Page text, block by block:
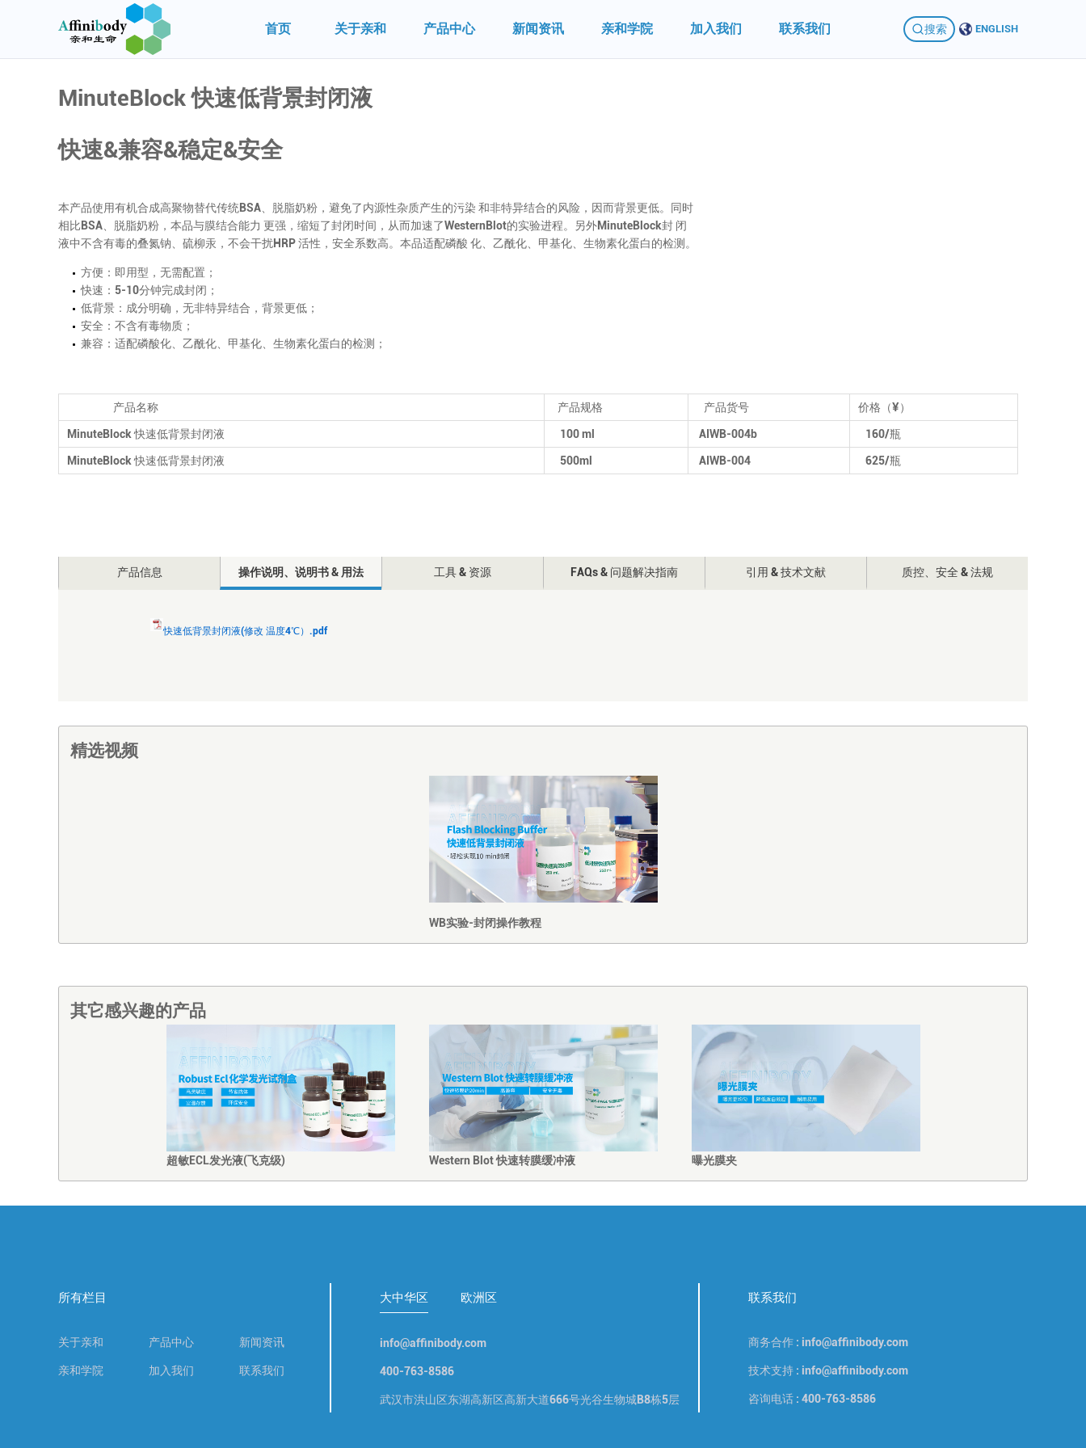
首页 关于亲和 产品中心 新闻资讯 亲和学院 加入我们 联系我们 搜索 ENGLISH
MinuteBlock 快速低背景封闭液
快速&兼容&稳定&安全
本产品使用有机合成高聚物替代传统BSA、脱脂奶粉，避免了内源性杂质产生的污染 和非特异结合的风险，因而背景更低。同时
相比BSA、脱脂奶粉，本品与膜结合能力 更强，缩短了封闭时间，从而加速了WesternBlot的实验进程。另外MinuteBlock封 闭
液中不含有毒的叠氮钠、硫柳汞，不会干扰HRP 活性，安全系数高。本品适配磷酸 化、乙酰化、甲基化、生物素化蛋白的检测。
方便：即用型，无需配置；
快速：5-10分钟完成封闭；
低背景：成分明确，无非特异结合，背景更低；
安全：不含有毒物质；
兼容：适配磷酸化、乙酰化、甲基化、生物素化蛋白的检测；
产品名称 产品规格 产品货号 价格（¥）
MinuteBlock 快速低背景封闭液 100 ml AIWB-004b 160/瓶
MinuteBlock 快速低背景封闭液 500ml AIWB-004 625/瓶
产品信息 操作说明、说明书 & 用法 工具 & 资源 FAQs & 问题解决指南 引用 & 技术文献 质控、安全 & 法规
快速低背景封闭液(修改 温度4℃）.pdf
精选视频
WB实验-封闭操作教程
其它感兴趣的产品
超敏ECL发光液(飞克级) Western Blot 快速转膜缓冲液 曝光膜夹
所有栏目
关于亲和 产品中心 新闻资讯
亲和学院 加入我们 联系我们
大中华区 欧洲区
info@affinibody.com
400-763-8586
武汉市洪山区东湖高新区高新大道666号光谷生物城B8栋5层
联系我们
商务合作 : info@affinibody.com
技术支持 : info@affinibody.com
咨询电话 : 400-763-8586